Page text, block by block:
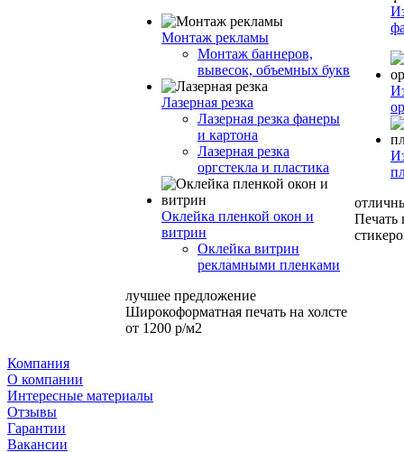
Монтаж рекламы
Монтаж баннеров,
вывесок, объемных букв
Лазерная резка
Лазерная резка фанеры
и картона
Лазерная резка
оргстекла и пластика
Оклейка пленкой окон и
витрин
Оклейка витрин
рекламными пленками
лучшее предложение
Широкоформатная печать на холсте
от 1200 р/м2
Печать
Компания
О компании
Интересные материалы
Отзывы
Гарантии
Вакансии